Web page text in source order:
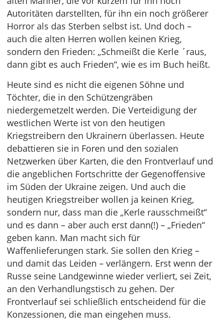
Autoritäten darstellten, für ihn ein noch größerer
Horror als das Sterben selbst ist. Und doch –
auch die alten Herren wollen keinen Krieg,
sondern den Frieden: „Schmeißt die Kerle ´raus,
dann gibt es auch Frieden“, wie es im Buch heißt.
Heute sind es nicht die eigenen Söhne und
Töchter, die in den Schützengräben
niedergemetzelt werden. Die Verteidigung der
westlichen Werte ist von den heutigen
Kriegstreibern den Ukrainern überlassen. Heute
debattieren sie in Foren und den sozialen
Netzwerken über Karten, die den Frontverlauf und
die angeblichen Fortschritte der Gegenoffensive
im Süden der Ukraine zeigen. Und auch die
heutigen Kriegstreiber wollen ja keinen Krieg,
sondern nur, dass man die „Kerle rausschmeißt“
und es dann – aber auch erst dann(!) – „Frieden“
geben kann. Man macht sich für
Waffenlieferungen stark. Sie sollen den Krieg –
und damit das Leiden – verlängern. Erst wenn der
Russe seine Landgewinne wieder verliert, sei Zeit,
an den Verhandlungstisch zu gehen. Der
Frontverlauf sei schließlich entscheidend für die
Konzessionen, die man eingehen muss.